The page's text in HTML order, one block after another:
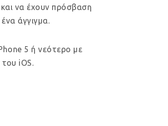
να έχουν πρόσβαση
άγγιγμα.
5 ή νεότερο με
iOS.